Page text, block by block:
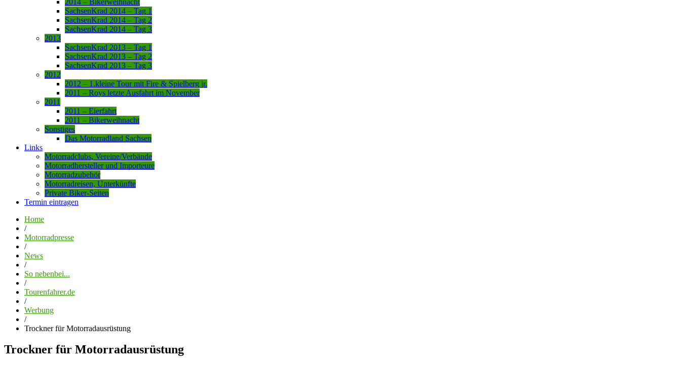
SachsenKrad 2014 – Tag 1
SachsenKrad 2014 – Tag 2
SachsenKrad 2014 – Tag 3
2013
SachsenKrad 2013 – Tag 1
SachsenKrad 2013 – Tag 2
SachsenKrad 2013 – Tag 3
2012
2012 – 1.kleine Tour mit Fire & Spielberg jr.
2011 – Roys letzte Ausfahrt im November
2011
2011 – Eierfahrt
2011 – Bikerweihnacht
Sonstiges
Das Motorradland Sachsen
Links
Motorradclubs, Vereine/Verbände
Motorradhersteller und Importeure
Motorradzubehör
Motorradreisen, Unterkünfte
Private Biker-Seiten
Termin eintragen
Home
/
Motorradpresse
/
News
/
So nebenbei...
/
Tourenfahrer.de
/
Werbung
/
Trockner für Motorradausrüstung
Trockner für Motorradausrüstung